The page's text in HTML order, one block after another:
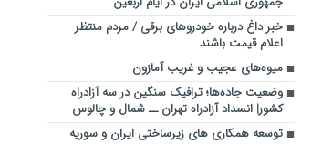
خبر داغ درباره خودروهای برقی / مردم منتظر
اعلام قیمت باشند
میوه‌های عجیب و غریب آمازون
وضعیت جاده‌ها؛ ترافیک سنگین در سه آزادراه‌
کشور| انسداد آزادراه تهران ــ شمال و چالوس
توسعه همکاری‌ های زیرساختی ایران و سوریه